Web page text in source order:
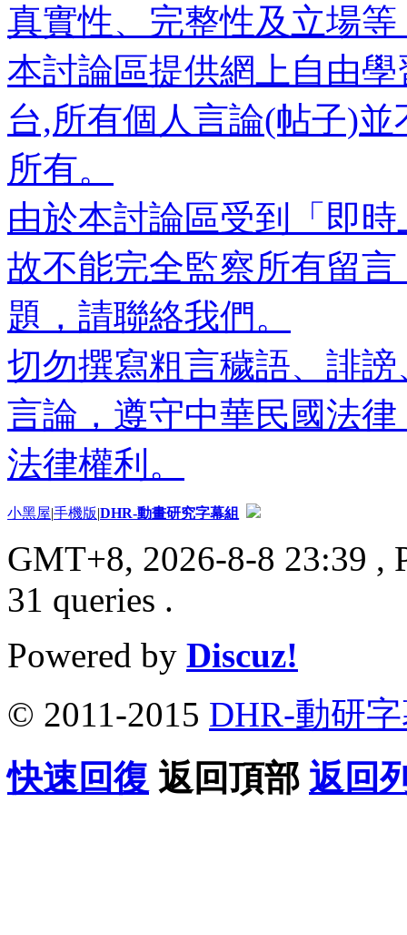
真實性、完整性及立場
本討論區提供網上自由
台,所有個人言論(帖子)
所有。
由於本討論區受到「即
故不能完全監察所有留
題，請聯絡我們。
切勿撰寫粗言穢語、誹
言論，遵守中華民國法
法律權利。
小黑屋|手機版|DHR-動畫研究字幕組
GMT+8, 2026-8-8 23:39 ,
31 queries .
Powered by Discuz!
© 2011-2015 DHR-動研
快速回復 返回頂部 返回